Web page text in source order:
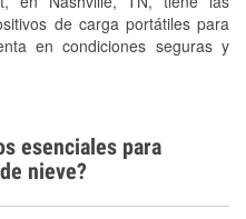
de carga portátiles para
en condiciones seguras y
esenciales para
nieve?